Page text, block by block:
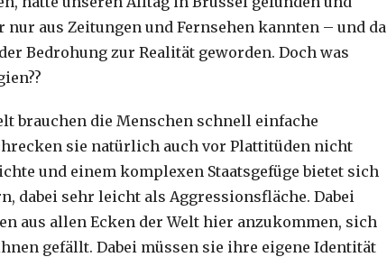
aus Zeitungen und Fernsehen kannten – und da
Bedrohung zur Realität geworden. Doch was
brauchen die Menschen schnell einfache
sie natürlich auch vor Plattitüden nicht
und einem komplexen Staatsgefüge bietet sich
dabei sehr leicht als Aggressionsfläche. Dabei
aus allen Ecken der Welt hier anzukommen, sich
gefällt. Dabei müssen sie ihre eigene Identität